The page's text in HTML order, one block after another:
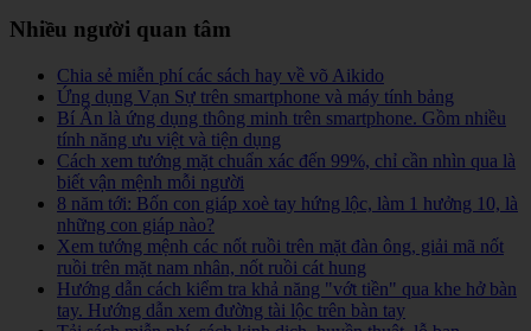
Nhiều người quan tâm
Chia sẻ miễn phí các sách hay về võ Aikido
Ứng dụng Vạn Sự trên smartphone và máy tính bảng
Bí Ẩn là ứng dụng thông minh trên smartphone. Gồm nhiều
tính năng ưu việt và tiện dụng
Cách xem tướng mặt chuẩn xác đến 99%, chỉ cần nhìn qua là
biết vận mệnh mỗi người
8 năm tới: Bốn con giáp xoè tay hứng lộc, làm 1 hưởng 10, là
những con giáp nào?
Xem tướng mệnh các nốt ruồi trên mặt đàn ông, giải mã nốt
ruồi trên mặt nam nhân, nốt ruồi cát hung
Hướng dẫn cách kiểm tra khả năng "vớt tiền" qua khe hở bàn
tay. Hướng dẫn xem đường tài lộc trên bàn tay